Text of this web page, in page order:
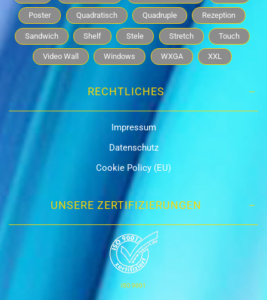
Poster Quadratisch Quadruple Rezeption
Sandwich Shelf Stele Stretch Touch
Video Wall Windows WXGA XXL
RECHTLICHES
Impressum
Datenschutz
Cookie Policy (EU)
UNSERE ZERTIFIZIERUNGEN
ISO 9001